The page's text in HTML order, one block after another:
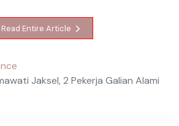
Read Entire Article
Jaksel, 2 Pekerja Galian Alami